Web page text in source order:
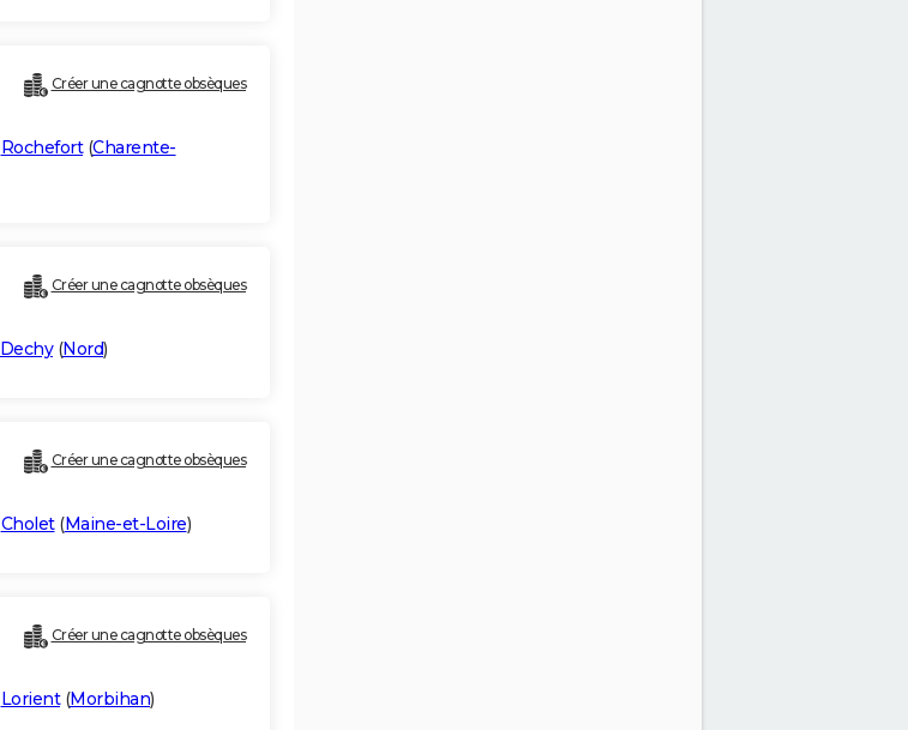
Créer une cagnotte obsèques
Rochefort(Charente-
Créer une cagnotte obsèques
Dechy(Nord)
Créer une cagnotte obsèques
Cholet(Maine-et-Loire)
Créer une cagnotte obsèques
Lorient(Morbihan)